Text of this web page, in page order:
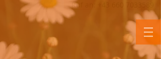
Andrea
Erlsbacher
Ruf an: +43 660 7033589